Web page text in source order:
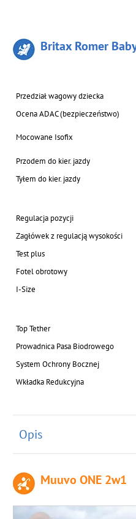
Britax Romer
Przedział wagowy dziecka
Ocena ADAC (bezpieczeństwo)
Mocowane Isofix
Przodem do kier. jazdy
Tyłem do kier. jazdy
Regulacja pozycji
Zagłówek z regulacją wysokości
Test plus
Fotel obrotowy
I-Size
Top Tether
Prowadnica Pasa Biodrowego
System Ochrony Bocznej
Wkładka Redukcyjna
Opis
Muuvo ONE 2w1